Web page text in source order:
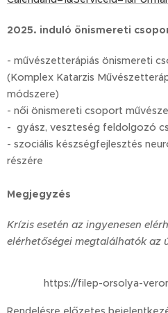
2025. induló önismereti
- művészetterápiás önismereti
(Komplex Katarzis
módszere)
- női önismereti csoport
- gyász, veszteség feldolgozó
- szociális készségfejlesztés
részére
Megjegyzés
Krízis esetén az ingyenesen
elérhetőségei megtalálhatók az
https://filep-orsolya-